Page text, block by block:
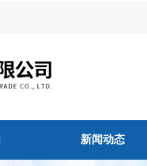
新闻动态